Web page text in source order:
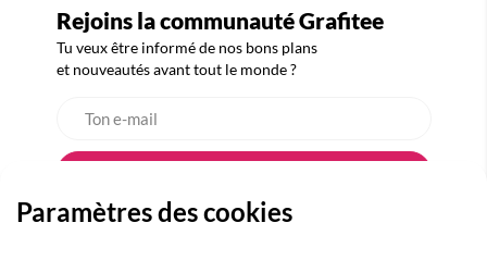
Rejoins la communauté Grafitee
Tu veux être informé de nos bons plans
et nouveautés avant tout le monde ?
Paramètres des cookies